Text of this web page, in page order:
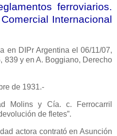
ferroviarios.
Internacional
en DIPr Argentina el 06/11/07,
839 y en A. Boggiano, Derecho
de 1931.-
Molins y Cía. c. Ferrocarril
de fletes”.
actora contrató en Asunción